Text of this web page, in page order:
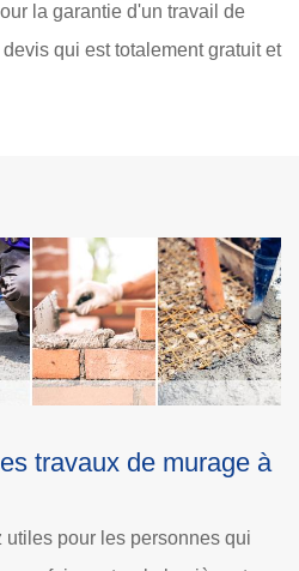
la garantie d'un travail de
qui est totalement gratuit et
à Formerie
et commodes à votre